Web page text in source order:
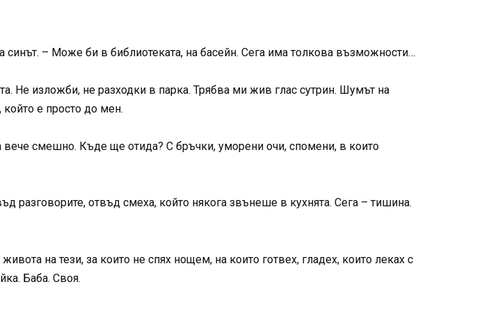
– Може би в библиотеката, на басейн. Сега има толкова възможности…
Не изложби, не разходки в парка. Трябва ми жив глас сутрин. Шумът на
е просто до мен.
смешно. Къде ще отида? С бръчки, уморени очи, спомени, в които
разговорите, отвъд смеха, който някога звънеше в кухнята. Сега – тишина.
на тези, за които не спях нощем, на които готвех, гладех, които леках с
Баба. Своя.